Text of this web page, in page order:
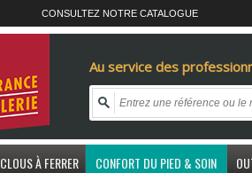
CONSULTEZ NOTRE CATALOGUE
Au service des
CLOUS À FERRER CONFORT DU PIED & SOIN